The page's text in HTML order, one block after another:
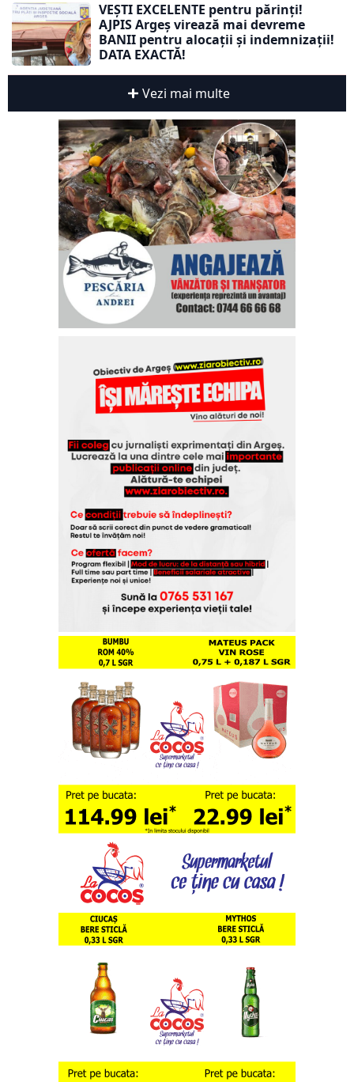
VEȘTI EXCELENTE pentru părinți!
AJPIS Argeș virează mai devreme
BANII pentru alocații și indemnizații!
DATA EXACTĂ!
Vezi mai multe